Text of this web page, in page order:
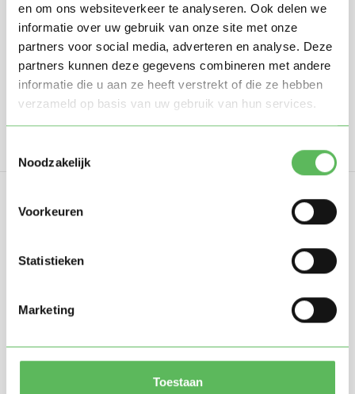
en om ons websiteverkeer te analyseren. Ook delen we
informatie over uw gebruik van onze site met onze
partners voor social media, adverteren en analyse. Deze
partners kunnen deze gegevens combineren met andere
informatie die u aan ze heeft verstrekt of die ze hebben
verzameld op basis van uw gebruik van hun services.
Noodzakelijk
Voorkeuren
Statistieken
Marketing
Toestaan
Door te registreren ga je akkoord met deAlgemene
van Oppasland.
Gratis aanmelden
Oppasland is een online platform opgericht
gastouders met elkaar in contact te